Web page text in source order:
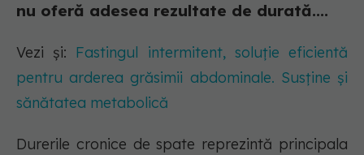
nu oferă adesea rezultate de durată....
Vezi și: Fastingul intermitent, soluție eficientă
pentru arderea grăsimii abdominale. Susține și
sănătatea metabolică
Durerile cronice de spate reprezintă principala